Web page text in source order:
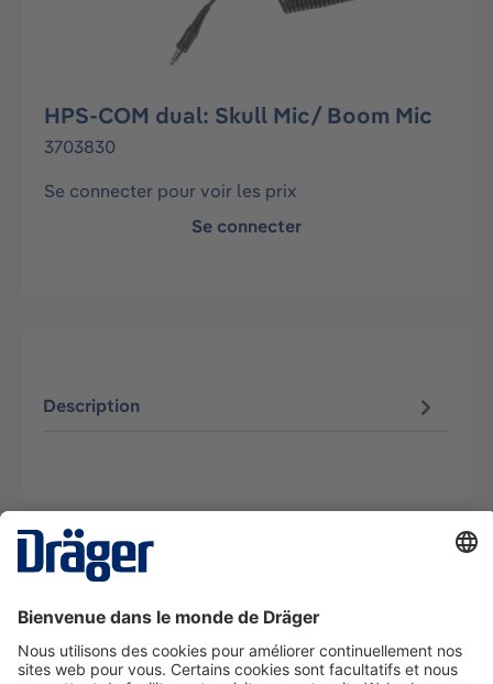
HPS-COM dual: Skull Mic/ Boom Mic
3703830
Se connecter pour voir les prix
Se connecter
Description
La technologie
Nous contacter